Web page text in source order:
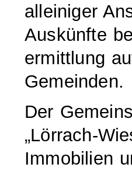
alleiniger
Auskünfte
ermittlung
Gemeinden.
Der
„Lörrach-
Immobilien